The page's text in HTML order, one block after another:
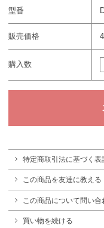
型番
販売価格
購入数
特定商取引法に基づく表
この商品を友達に教える
この商品について問い合
買い物を続ける